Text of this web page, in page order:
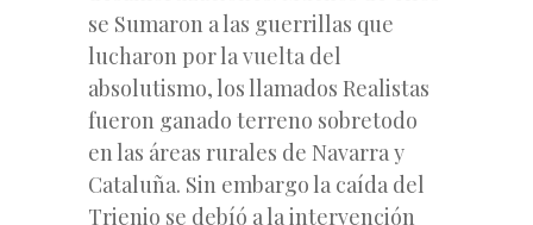
se Sumaron a las guerrillas que
lucharon por la vuelta del
absolutismo, los llamados Realistas
fueron ganado terreno sobretodo
en las áreas rurales de Navarra y
Cataluña. Sin embargo la caída del
Trienio se debíó a la intervención